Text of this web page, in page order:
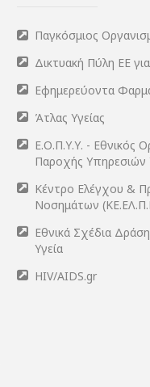
Παγκόσμιος
Δικτυακή Πύλη ΕΕ
Εφημερεύοντα
Άτλας Υγείας
Ε.Ο.Π.Υ.Υ. - Εθνικός
Παροχής Υπηρεσιών
Κέντρο Ελέγχου &
Νοσημάτων
Εθνικά Σχέδια
Υγεία
HIV/AIDS.gr